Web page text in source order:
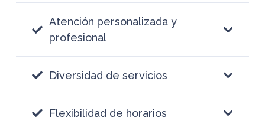
Atención personalizada y
profesional
Diversidad de servicios
Flexibilidad de horarios